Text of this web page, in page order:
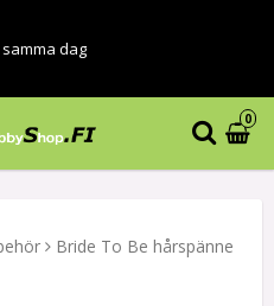
dag
0
Bride To Be hårspänne